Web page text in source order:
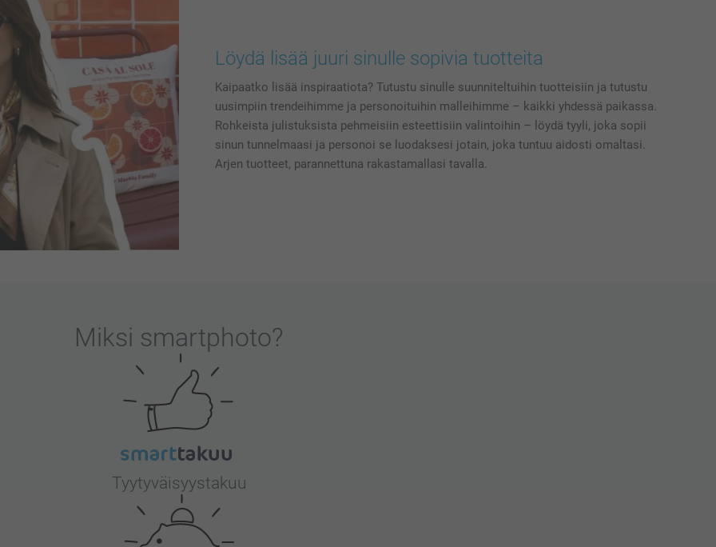
Löydä lisää juuri sinulle sopivia tuotteita
Kaipaatko lisää inspiraatiota? Tutustu sinulle suunniteltuihin tuotteisiin ja tutustu
uusimpiin trendeihimme ja personoituihin malleihimme – kaikki yhdessä paikassa.
Rohkeista julistuksista pehmeisiin esteettisiin valintoihin – löydä tyyli, joka sopii
sinun tunnelmaasi ja personoi se luodaksesi jotain, joka tuntuu aidosti omaltasi.
Arjen tuotteet, parannettuna rakastamallasi tavalla.
Miksi smartphoto?
Tyytyväisyystakuu